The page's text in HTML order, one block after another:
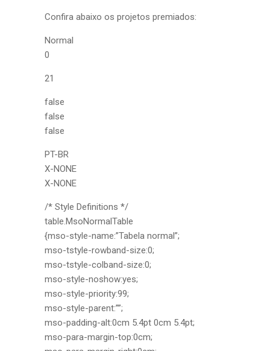
Confira abaixo os projetos premiados:
Normal
0
21
false
false
false
PT-BR
X-NONE
X-NONE
/* Style Definitions */
table.MsoNormalTable
{mso-style-name:”Tabela normal”;
mso-tstyle-rowband-size:0;
mso-tstyle-colband-size:0;
mso-style-noshow:yes;
mso-style-priority:99;
mso-style-parent:””;
mso-padding-alt:0cm 5.4pt 0cm 5.4pt;
mso-para-margin-top:0cm;